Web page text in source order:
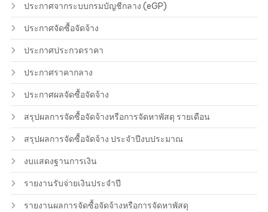
ประกาศจากระบบกรมบัญชีกลาง (eGP)
ประกาศจัดซื้อจัดจ้าง
ประกาศประกวดราคา
ประกาศราคากลาง
ประกาศผลจัดซื้อจัดจ้าง
สรุปผลการจัดซื้อจัดจ้างหรือการจัดหาพัสดุ รายเดือน
สรุปผลการจัดซื้อจัดจ้าง ประจำปีงบประมาณ
งบแสดงฐานการเงิน
รายงานรับจ่ายเงินประจำปี
รายงานผลการจัดซื้อจัดจ้างหรือการจัดหาพัสดุ